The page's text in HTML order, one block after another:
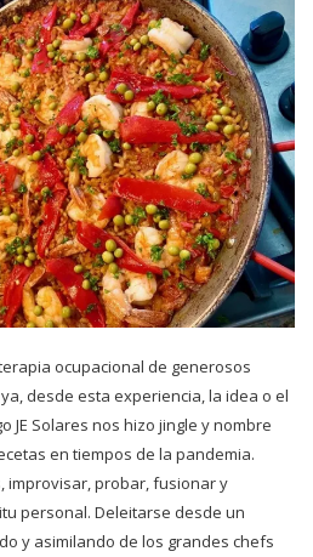
ocupacional de generosos
desde esta experiencia, la idea o el
JE Solares nos hizo jingle y nombre
en tiempos de la pandemia.
improvisar, probar, fusionar y
personal. Deleitarse desde un
y asimilando de los grandes chefs